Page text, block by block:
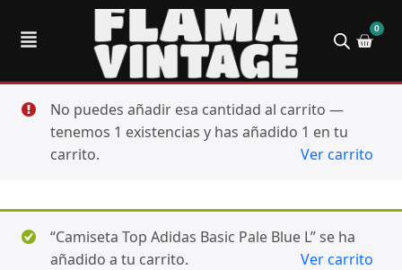
0
No puedes añadir esa cantidad al carrito —
tenemos 1 existencias y has añadido 1 en tu
carrito.
Ver carrito
“Camiseta Top Adidas Basic Pale Blue L” se ha
añadido a tu carrito.
Ver carrito